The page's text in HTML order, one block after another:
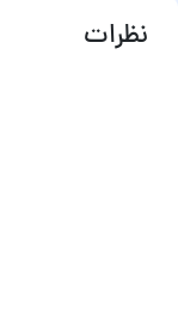
نظرات